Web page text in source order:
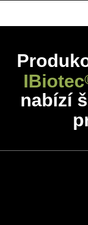
IBiotec
nabízí